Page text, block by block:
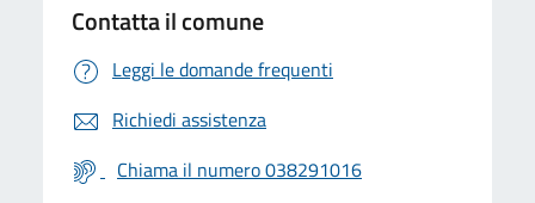
Contatta il comune
Leggi le domande frequenti
Richiedi assistenza
Chiama il numero 038291016